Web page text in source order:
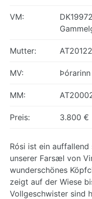
VM:
Mutter:
MV:
MM:
Preis: 3.800 €
Rósi ist ein
unserer Farsæl von
wunderschönes
zeigt auf der Wiese
Vollgeschwister sind